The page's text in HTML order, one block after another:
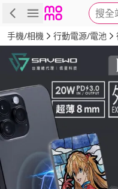
搜全
商品 評價
手機/相機 行動電源/電池